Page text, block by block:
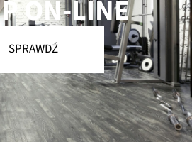
ON-LINE
SPRAWDŹ